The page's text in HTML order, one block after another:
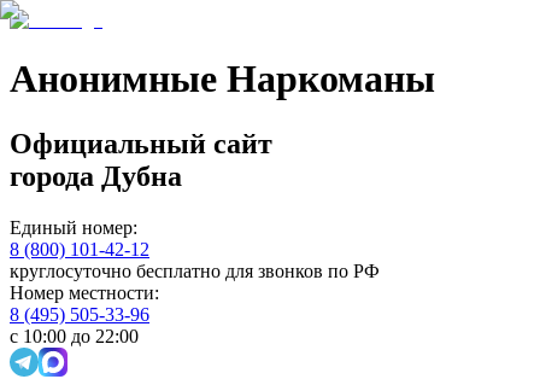
Анонимные Наркоманы
Официальный сайт
города Дубна
Единый номер:
8 (800) 101-42-12
круглосуточно бесплатно для звонков по РФ
Номер местности:
8 (495) 505-33-96
с 10:00 до 22:00